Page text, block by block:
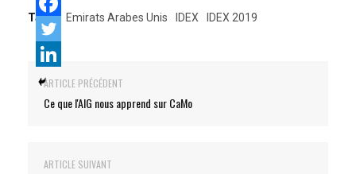
Tags: Emirats Arabes Unis IDEX IDEX 2019
ARTICLE PRÉCÉDENT
Ce que l'AIG nous apprend sur CaMo
ARTICLE SUIVANT